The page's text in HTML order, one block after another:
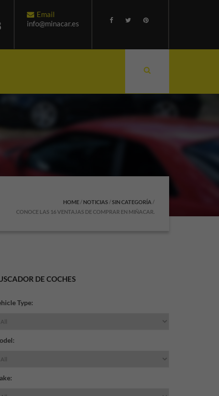
Email
info@minacar.es
HOME / NOTICIAS /SIN CATEGORÍA /
CONOCE LAS 16 VENTAJAS DE COMPRAR EN MIÑACAR.
DE COCHES
Type: